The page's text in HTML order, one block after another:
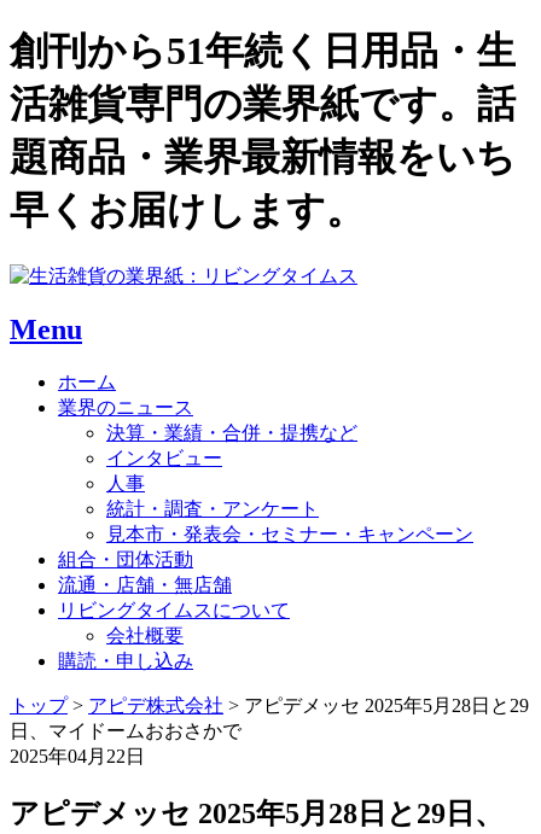
創刊から51年続く日用品・生
活雑貨専門の業界紙です。話
題商品・業界最新情報をいち
早くお届けします。
Menu
ホーム
業界のニュース
決算・業績・合併・提携など
インタビュー
人事
統計・調査・アンケート
見本市・発表会・セミナー・キャンペーン
組合・団体活動
流通・店舗・無店舗
リビングタイムスについて
会社概要
購読・申し込み
トップ> アピデ株式会社 > アピデメッセ 2025年5月28日と29
日、マイドームおおさかで
2025年04月22日
アピデメッセ 2025年5月28日と29日、